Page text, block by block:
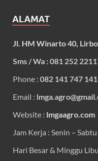
ALAMAT
Jl. HM Winarto 40,
Sms / Wa : 081 252
Phone : 082 141 747 141
Email :
Website : lmgaagro.com
Jam Kerja : Senin –
Hari Besar & Minggu